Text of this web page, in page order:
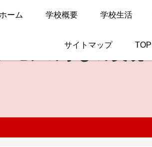
ホーム 学校概要 学校生活
サイトマップ TOP
モノの学びの実現